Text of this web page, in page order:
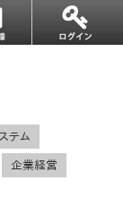
テム
企業経営